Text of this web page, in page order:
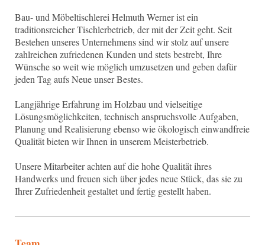
Bau- und Möbeltischlerei Helmuth Werner ist ein
traditionsreicher Tischlerbetrieb, der mit der Zeit geht. Seit
Bestehen unseres Unternehmens sind wir stolz auf unsere
zahlreichen zufriedenen Kunden und stets bestrebt, Ihre
Wünsche so weit wie möglich umzusetzen und geben dafür
jeden Tag aufs Neue unser Bestes.
Langjährige Erfahrung im Holzbau und vielseitige
Lösungsmöglichkeiten, technisch anspruchsvolle Aufgaben,
Planung und Realisierung ebenso wie ökologisch einwandfreie
Qualität bieten wir Ihnen in unserem Meisterbetrieb.
Unsere Mitarbeiter achten auf die hohe Qualität ihres
Handwerks und freuen sich über jedes neue Stück, das sie zu
Ihrer Zufriedenheit gestaltet und fertig gestellt haben.